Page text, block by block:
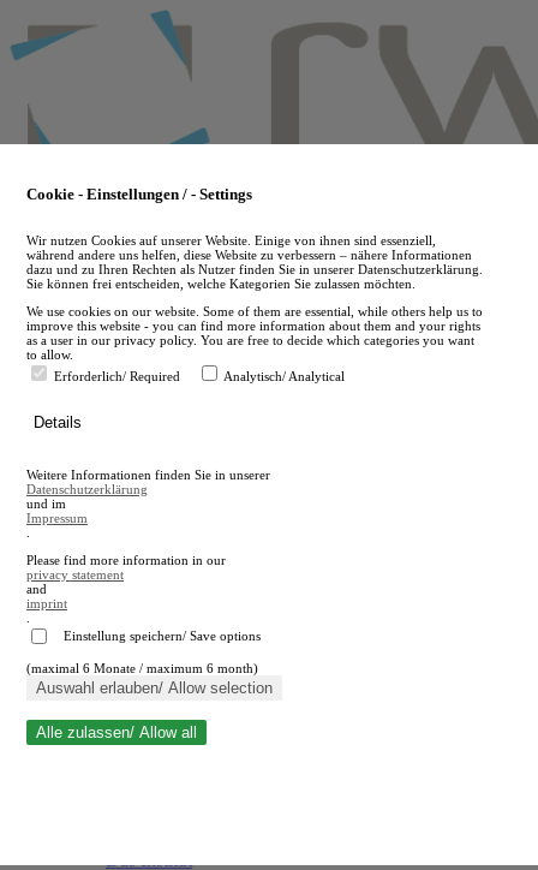
to
main
en
A
A
Suche schließen
Cookie - Einstellungen / - Settings
Wir nutzen Cookies auf unserer Website. Einige von ihnen sind essenziell,
während andere uns helfen, diese Website zu verbessern – nähere Informationen
dazu und zu Ihren Rechten als Nutzer finden Sie in unserer Datenschutzerklärung.
Sie können frei entscheiden, welche Kategorien Sie zulassen möchten.
We use cookies on our website. Some of them are essential, while others help us to
improve this website - you can find more information about them and your rights
as a user in our privacy policy. You are free to decide which categories you want
to allow.
Erforderlich/ Required
Analytisch/ Analytical
Details
Weitere Informationen finden Sie in unserer
Datenschutzerklärung
und im
Impressum
Please find more information in our
privacy statement
and
imprint
Einstellung speichern/ Save options
(maximal 6 Monate / maximum 6 month)
Auswahl erlauben/ Allow selection
Alle zulassen/ Allow all